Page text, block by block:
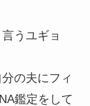
うユギョ
の夫にフィ
鑑定をして